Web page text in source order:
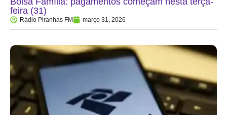
feira (31)
Rádio Piranhas FM março 31, 2026